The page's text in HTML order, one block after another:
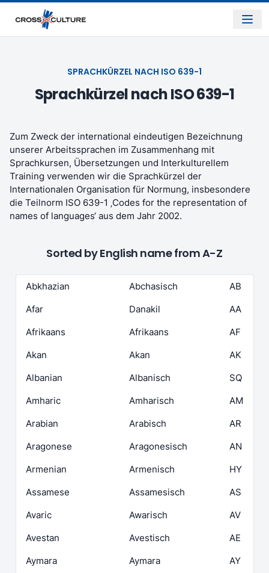
SPRACHKÜRZEL NACH ISO 639-1
Sprachkürzel nach ISO 639-1
Zum Zweck der international eindeutigen Bezeichnung
unserer Arbeitssprachen im Zusammenhang mit
Sprachkursen, Übersetzungen und Interkulturellem
Training verwenden wir die Sprachkürzel der
Internationalen Organisation für Normung, insbesondere
die Teilnorm ISO 639-1 ‚Codes for the representation of
names of languages‘ aus dem Jahr 2002.
Sorted by English name from A-Z
Abkhazian Abchasisch
AB
Afar
Danakil
AA
Afrikaans
Afrikaans
AF
Akan
Akan
AK
Albanian
Albanisch
SQ
Amharic
Amharisch
AM
Arabian
Arabisch
AR
Aragonese
Aragonesisch
AN
Armenian
Armenisch
HY
Assamese
Assamesisch
AS
Avaric
Awarisch
AV
Avestan
Avestisch
AE
Aymara
Aymara
AY